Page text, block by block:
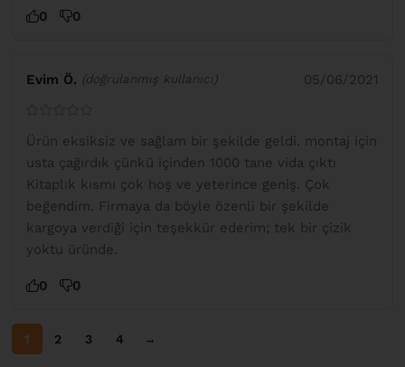
0 0
Evim Ö. (doğrulanmış kullanıcı) 05/06/2021
Ürün eksiksiz ve sağlam bir şekilde geldi. montaj için
usta çağırdık çünkü içinden 1000 tane vida çıktı
Kitaplık kısmı çok hoş ve yeterince geniş. Çok
beğendim. Firmaya da böyle özenli bir şekilde
kargoya verdiği için teşekkür ederim; tek bir çizik
yoktu üründe.
0 0
1 2 3 4 →